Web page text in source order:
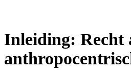
Inleiding: Recht